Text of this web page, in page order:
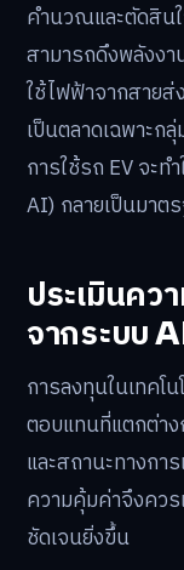
คำนวณและตัดสินใ
สามารถดึงพลังงา
ใช้ไฟฟ้าจากสาย
เป็นตลาดเฉพาะก
การใช้รถ EV จะท
AI) กลายเป็นมาต
ประเมินคว
จากระบบ
การลงทุนในเทคโ
ตอบแทนที่แตกต่า
และสถานะทางกา
ความคุ้มค่าจึงคว
ชัดเจนยิ่งขึ้น